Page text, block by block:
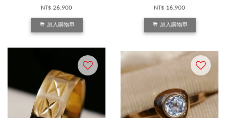
NT$ 26,900
加入購物車
NT$ 16,900
加入購物車